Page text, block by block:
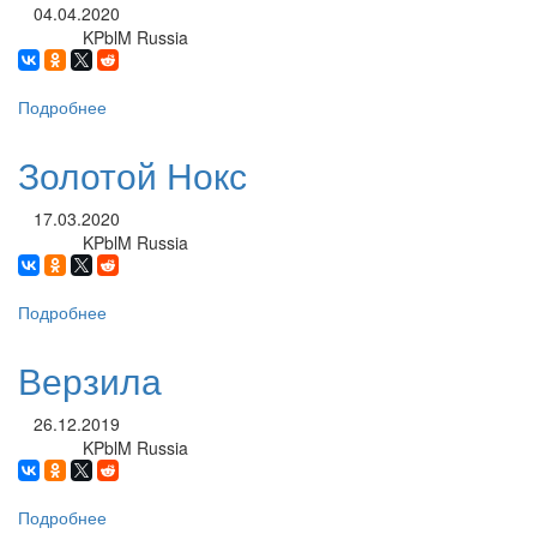
04.04.2020
KPblM Russia
Подробнее
Пенни
Золотой Нокс
17.03.2020
KPblM Russia
Подробнее
Верзила
26.12.2019
KPblM Russia
Подробнее